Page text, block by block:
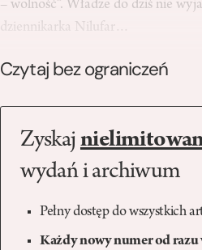
– wolność”. Władze do dziś nie
dziennikarka Nilufar…
Czytaj bez ograniczeń
Zyskaj
wydań i archiwum
Pełny dostęp do wszystkich
Każdy nowy numer od razu